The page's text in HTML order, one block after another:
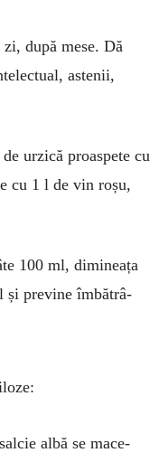
după mese. Dă
astenii,
urzică proaspete cu
cu 1 l de vin roșu,
100 ml, dimineața
și previne îm­bătrâ­
albă se mace­